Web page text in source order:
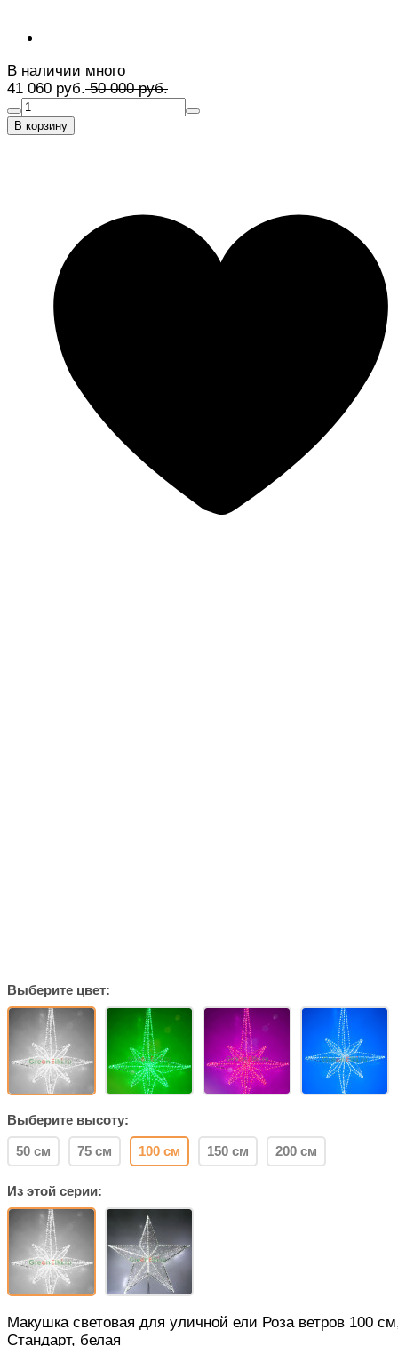
В наличии много
41 060 руб.50 000 руб.
В корзину
Выберите цвет:
Выберите высоту:
50 см 75 см 100 см 150 см 200 см
Из этой серии:
Макушка световая для уличной ели Роза ветров 100
Стандарт, белая